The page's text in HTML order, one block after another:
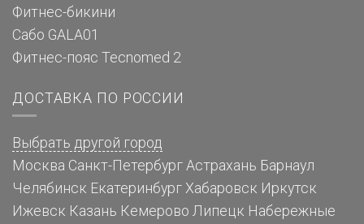
Фитнес-бикини
Сабо GALA01
Фитнес-пояс Tecnomed 2
ДОСТАВКА ПО РОССИИ
Выбрать другой город
Москва Санкт-Петербург Астрахань Барнаул
Челябинск Екатеринбург Хабаровск Иркутск
Ижевск Казань Кемерово Липецк Набережные